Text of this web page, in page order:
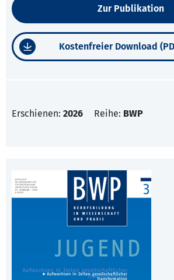
Zur Publikation
Kostenfreier Download
Erschienen: 2026 Reihe: BWP